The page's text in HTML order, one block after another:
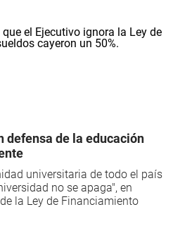
defensa de la educación
universitaria de todo el país
no se apaga", en
la Ley de Financiamiento